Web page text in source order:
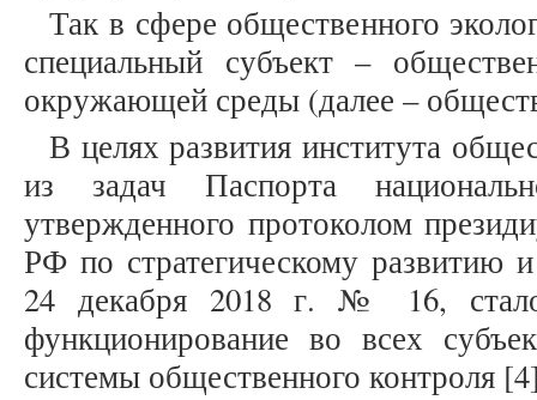
Так в сфере общественного
специальный субъект –
окружающей среды (далее –
В целях развития института
из задач Паспорта
утвержденного протоколом
РФ по стратегическому развитию
24 декабря 2018 г. № 16,
функционирование во всех
системы общественного контроля